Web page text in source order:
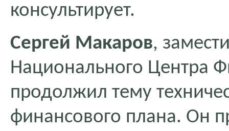
консультирует.
Сергей Макаров,
Национального Центра
продолжил тему
финансового плана. Он